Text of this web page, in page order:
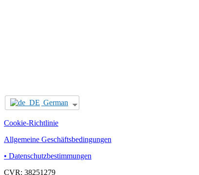
German
Cookie-Richtlinie
Allgemeine Geschäftsbedingungen
• Datenschutzbestimmungen
CVR: 38251279